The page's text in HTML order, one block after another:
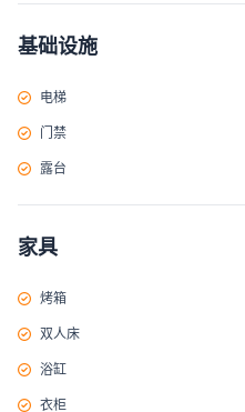
基础设施
电梯
门禁
露台
家具
烤箱
双人床
浴缸
衣柜